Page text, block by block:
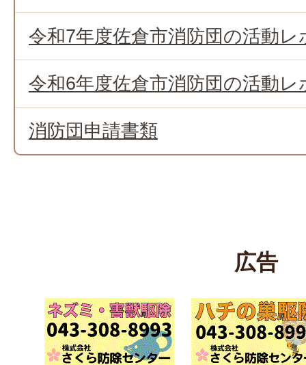
令和7年度佐倉市消防団の活動レ
令和6年度佐倉市消防団の活動レ
消防団申請書類
広告